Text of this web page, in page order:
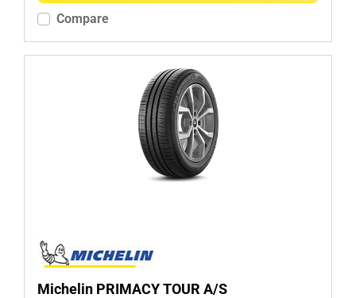
Compare
Michelin PRIMACY TOUR A/S